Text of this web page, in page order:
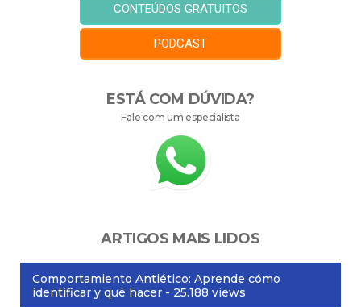
CONTEÚDOS GRATUITOS
PODCAST
ESTÁ COM DÚVIDA?
Fale com um especialista
ARTIGOS MAIS LIDOS
Comportamiento Antiético: Aprende cómo
identificar y qué hacer - 25.188 views